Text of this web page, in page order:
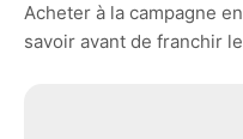
Acheter à la campagne
savoir avant de franchir